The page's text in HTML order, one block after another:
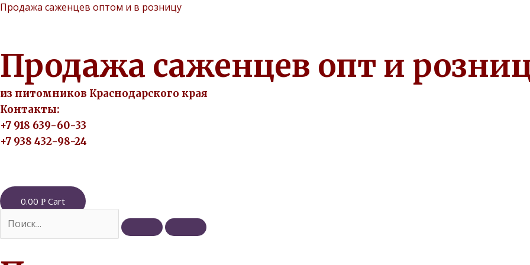
Перейти
Продажа саженцев оптом и в розницу
Продажа саженцев опт и
из питомников Краснодарского края
Контакты:
+7 918 639-60-33
+7 938 432-98-24
0.00 Р Cart